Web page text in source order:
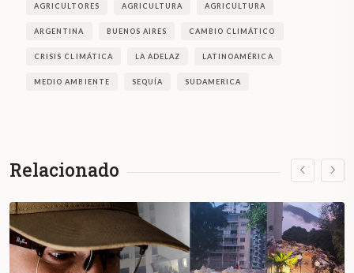
AGRICULTORES AGRICULTURA AGRICULTURA
ARGENTINA BUENOS AIRES CAMBIO CLIMÁTICO
CRISIS CLIMÁTICA LA ADELAZ LATINOAMÉRICA
MEDIO AMBIENTE SEQUÍA SUDAMERICA
Relacionado